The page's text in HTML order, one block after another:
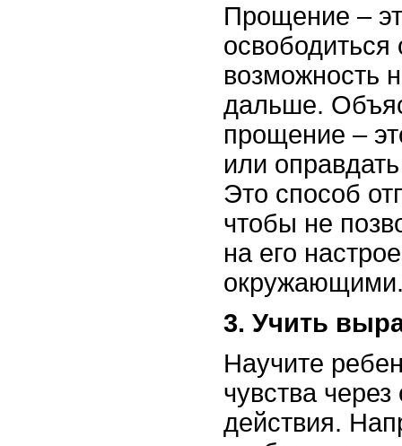
Прощение –
освободиться
возможность
дальше.
прощение –
или
Это способ
чтобы не
на его
3. Учить
Научите
чувства
действия.